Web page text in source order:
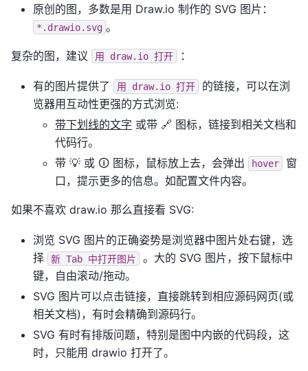
原创的图，多数是用 Draw.io 制作的 SVG 图片：
*.drawio.svg 。
复杂的图，建议 用 draw.io 打开 ：
有的图片提供了 用 draw.io 打开
的链接，可以在浏
览器用互动性更强的方式浏览:
带下划线的文字 或带 🔗 图标，链接到相关文档和
代码行。
带 💡 或 🛈 图标，鼠标放上去，会弹出
hover
窗
口，提示更多的信息。如配置文件内容。
如果不喜欢 draw.io 那么直接看 SVG:
浏览 SVG 图片的正确姿势是浏览器中图片处右键，选
择
新 Tab 中打开图片
。大的 SVG 图片，按下鼠标中
键，自由滚动/拖动。
SVG 图片可以点击链接，直接跳转到相应源码网页(或
相关文档)，有时会精确到源码行。
SVG 有时有排版问题，特别是图中内嵌的代码段，这
时，只能用 drawio 打开了。